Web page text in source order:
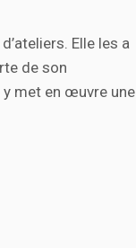
Elle les a
de son
y met en œuvre une